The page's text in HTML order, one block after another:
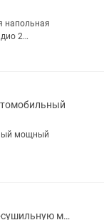
напольная
2
день 20000
мощный
Продам Стирально-сушильную машину Candy Smart 6 кг / 1300 об/мин (с сушкой)